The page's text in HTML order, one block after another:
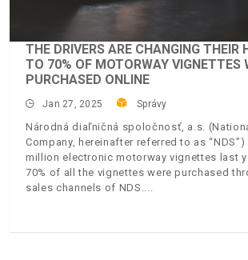
THE DRIVERS ARE CHANGING THEIR
TO 70% OF MOTORWAY VIGNETTES
PURCHASED ONLINE
Jan 27, 2025 Správy
Národná diaľničná spoločnosť, a.s.
Company, hereinafter referred to as
million electronic motorway vignettes last
70% of all the vignettes were purchased
sales channels of NDS.